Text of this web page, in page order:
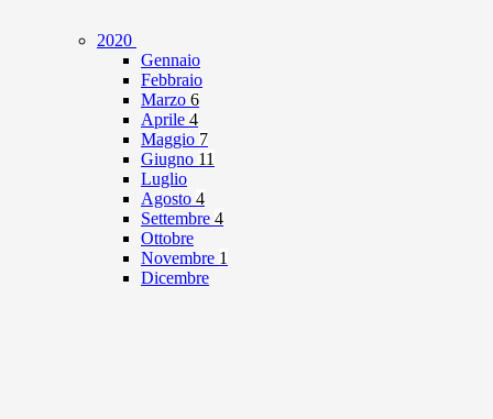
2020
Gennaio
Febbraio
Marzo 6
Aprile 4
Maggio 7
Giugno 11
Luglio
Agosto 4
Settembre 4
Ottobre
Novembre 1
Dicembre